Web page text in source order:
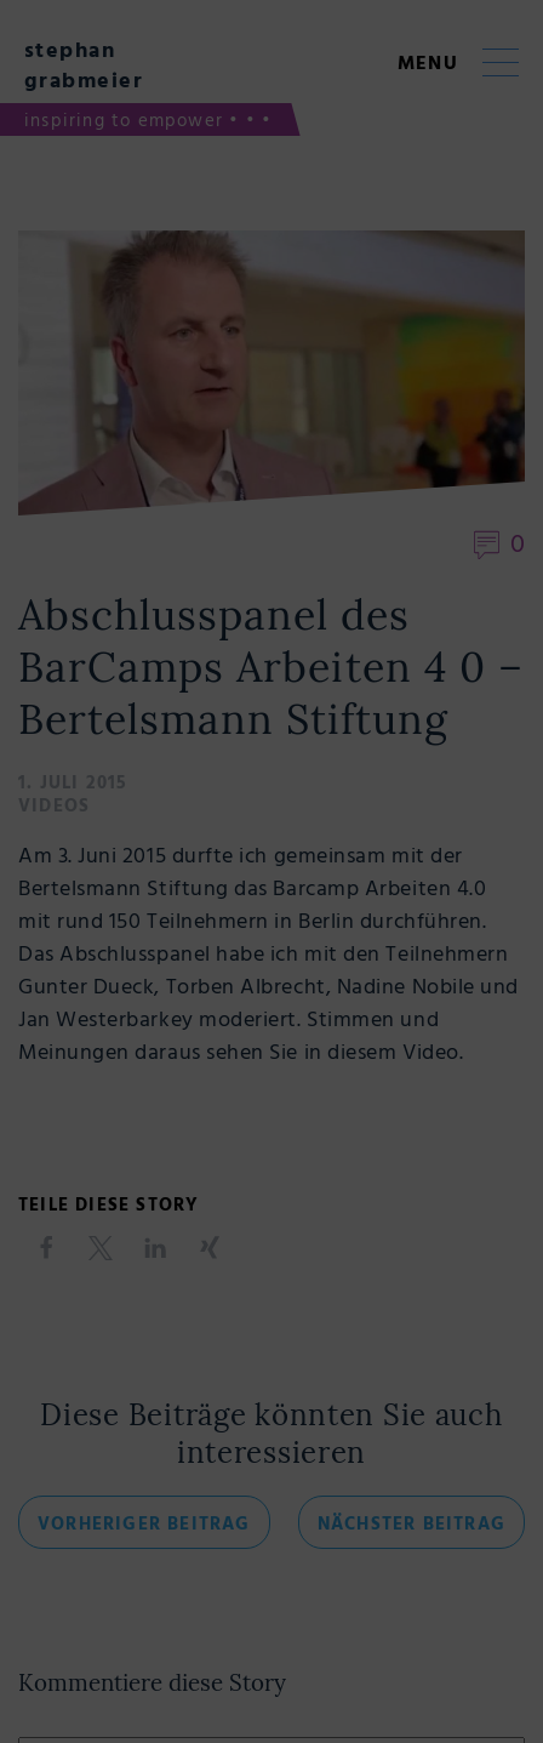
content
stephan
grabmeier
inspiring to empower • • •
MENU
0
Abschlusspanel des
BarCamps Arbeiten 4 0 –
Bertelsmann Stiftung
1. JULI 2015
VIDEOS
Am 3. Juni 2015 durfte ich gemeinsam mit der
Bertelsmann Stiftung das Barcamp Arbeiten 4.0
mit rund 150 Teilnehmern in Berlin durchführen.
Das Abschlusspanel habe ich mit den Teilnehmern
Gunter Dueck, Torben Albrecht, Nadine Nobile und
Jan Westerbarkey moderiert. Stimmen und
Meinungen daraus sehen Sie in diesem Video.
TEILE DIESE STORY
Diese Beiträge könnten Sie auch
interessieren
Beitragsnavigation
VORHERIGER BEITRAG VORHERIGER
BEITRAG
NÄCHSTER BEITRAG
Kommentiere diese Story